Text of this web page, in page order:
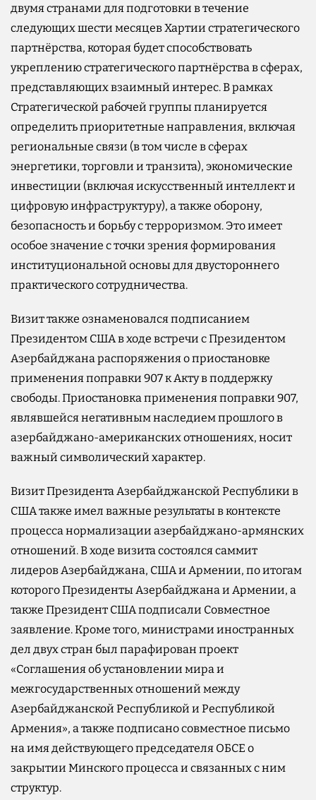
двумя странами для подготовки в течение
следующих шести месяцев Хартии стратегического
партнёрства, которая будет способствовать
укреплению стратегического партнёрства в сферах,
представляющих взаимный интерес. В рамках
Стратегической рабочей группы планируется
определить приоритетные направления, включая
региональные связи (в том числе в сферах
энергетики, торговли и транзита), экономические
инвестиции (включая искусственный интеллект и
цифровую инфраструктуру), а также оборону,
безопасность и борьбу с терроризмом. Это имеет
особое значение с точки зрения формирования
институциональной основы для двустороннего
практического сотрудничества.
Визит также ознаменовался подписанием
Президентом США в ходе встречи с Президентом
Азербайджана распоряжения о приостановке
применения поправки 907 к Акту в поддержку
свободы. Приостановка применения поправки 907,
являвшейся негативным наследием прошлого в
азербайджано-американских отношениях, носит
важный символический характер.
Визит Президента Азербайджанской Республики в
США также имел важные результаты в контексте
процесса нормализации азербайджано-армянских
отношений. В ходе визита состоялся саммит
лидеров Азербайджана, США и Армении, по итогам
которого Президенты Азербайджана и Армении, а
также Президент США подписали Совместное
заявление. Кроме того, министрами иностранных
дел двух стран был парафирован проект
«Соглашения об установлении мира и
межгосударственных отношений между
Азербайджанской Республикой и Республикой
Армения», а также подписано совместное письмо
на имя действующего председателя ОБСЕ о
закрытии Минского процесса и связанных с ним
структур.